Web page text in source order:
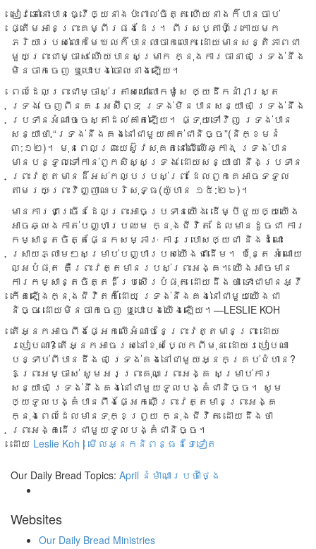
សៀវភៅ​នោះ​បាន​ធ្វើ​ឲ្យ​នាង​ប៉ះ​ពាល់​ចិត្ត ហើយ​នាង​ក៏​បាន​ចាប់​
ផ្តើម​អាន​ព្រះ​គម្ពីរ​ផង​ដែរ។ ពីរ​សប្តាហ៍​ក្រោយ​មក
ភរិយា​របស់​លោក​មៃឃល​ក៏​បាន​លាចាក​លោក ដោយ​មាន​សន្តិ​ភាព​ជា​
មួយ​ព្រះ​ជា​ម្ចាស់ ហើយ​បាន​សម្រាក ក្នុង​ការ​ធានា​ថា ទ្រង់​នឹង​
មិន​ចាក​ចេញ ឬ​បោះ​បង់​ចោល​នាង​ឡើយ។
ពេល​ដែល​ព្រះ​ជា​ម្ចាស់​ត្រាស​ហៅ​លោក​ម៉ូសេ ឲ្យ​ដឹក​នាំ​រាស្រ្ត​
ទ្រង់ ចេញ​ពី​នគរ​អេស៊ីព្ទ ទ្រង់​មិន​បាន​សន្យា​ថា ទ្រង់នឹង​
ប្រទាន​អំណាច​ចេស្តា​ដល់​គាត់​ឡើយ។ ផ្ទុយ​ទៅ​វិញ ទ្រង់​បាន​
សន្យា​ថា “ទ្រង់​នឹង​គង់​នៅ​ជា​មួយ​គាត់​ជា​និច្ច”(និក្ខមនំ
៣:១២)។ មុន​ពេល​ព្រះ​យេស៊ូវ​សុគត​នៅ​លើ​ឈើ​ឆ្កាង ទ្រង់​បាន​
មាន​បន្ទូល​ទៅ​កាន់​ពួក​សិស្ស​ទ្រង់ ដោយ​សន្យា​ថា នឹង​ប្រទាន​
ព្រះ​វត្ត​មាន​ដ៏​អស់​កល្ប​របស់​ព្រះ ដែល​ពួក​គេ​អាច​ទទួល​
តាម​រយៈ​ព្រះ​វិញ្ញាណ​បរិសុទ្ធ(យ៉ូហាន ១៥:២៦)។
មាន​ការ​ជា​ច្រើន​ដែល​ព្រះ​អាច​ប្រទាន​យើង ដើម្បី​ជួយ​ឲ្យ​យើង​
អាច​ឆ្លង​កាត់​បញ្ហា​ប្រឈម ក្នុង​ជីវិត ដែល​មាន​ដូច​ជា ការ​
កម្សាន្ត​ចិត្ត​ផ្នែក​សម្ភារៈ ការ​ប្រោស​ឲ្យ​ជា និង​ដំណោះ​
ស្រាយ​ភ្លាម​ៗ​សម្រាប់​បញ្ហា​របស់​យើង​ជា​ដើម។ ប៉ុន្តែ អំណោយ​
ល្អ​បំផុត គឺ​ព្រះ​វត្ត​មាន​របស់​ព្រះ​អង្គ។ យើង​អាច​មាន​
ការ​កម្សាន្ត​ចិត្ត​ដ៏​ប្រសើរ​បំផុត ដោយ​ដឹង​ថា​ ទោះ​ជាមាន​អ្វី​
កើត​ឡើង​ក្នុង​ជីវិត​ក៏​ដោយ ទ្រង់​នឹង​គង់​នៅ​ជា​មួយ​យើង​ជា​
និច្ច ដោយ​មិន​ចាក​ចេញ ឬ​បោះ​បង់​យើង​ឡើយ​។—LESLIE KOH
តើអ្នកអាចពឹងផ្អែកលើអំណាចនៃព្រះវត្តមានព្រះ ដោយ
របៀបណា? តើអ្នកអាចរស់នៅខុសប្លែកពីមុន ដោយរបៀបណា
បន្ទាប់ពីបានដឹងថា ទ្រង់គង់នៅជាមួយអ្នកគ្រប់ជំហាន?
ឱព្រះអម្ចាស់ សូមអរព្រះគុណព្រះអង្គ សម្រាប់ការ
សន្យាថា ទ្រង់នឹងគង់នៅជាមួយទូលបង្គំជានិច្ច។ សូម
ឲ្យទូលបង្គំបានពឹងផ្អែកលើព្រះវត្តមានព្រះអង្គ
ក្នុងពេលដែលមានទុក្ខព្រួយ ក្នុងជីវិត ដោយដឹងថា
ព្រះអង្គដើរជាមួយទូលបង្គំជានិច្ច។
ដោយ Leslie Koh | មើលអ្នកនិពន្ធដទៃទៀត
Our Daily Bread Topics: April នំម៉ាណាប្រចាំថ្ងៃ
Websites
Our Daily Bread Ministries